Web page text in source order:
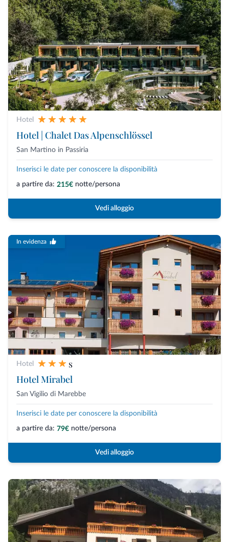
Hotel
Hotel | Chalet Das Alpenschlössel
San Martino in Passiria
Inserisci le date per conoscere la disponibilità
a partire da: 215€ notte/persona
Vedi alloggio
In evidenza
Hotel
s
Hotel Mirabel
San Vigilio di Marebbe
Inserisci le date per conoscere la disponibilità
a partire da: 79€ notte/persona
Vedi alloggio